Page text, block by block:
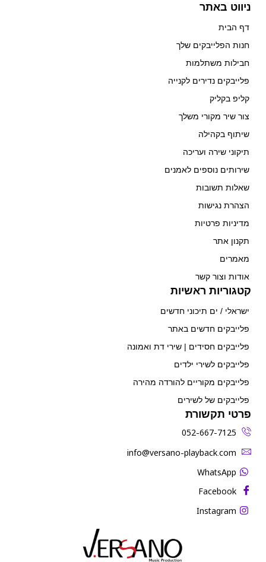
ניווט באתר
דף הבית
חנות הפלייבקים שלך
חבילות משתלמות
פלייבקים נדירים לקנייה
קליפ בקליק
צור שיר מקורי משלך
שיתוף בקהילה
תיקוני שירה ועריכה
שירותים נוספים לאמנים
שאלות תשובות
הצהרת נגישות
מדיניות פרטיות
תקנון אתר
מאמרים
אודות וצור קשר
קטגוריות ראשיות
ישראלי / ים תיכוני חדשים
פלייבקים חדשים באתר
פלייבקים חסידים | שירי דת ואמונה
פלייבקים לשירי ילדים
פלייבקים מקוריים להורדה מהירה
פלייבקים של לשירים
פרטי תקשורת
052-667-7125
‫info@versano-playback.com‬
WhatsApp
Facebook
Instagram